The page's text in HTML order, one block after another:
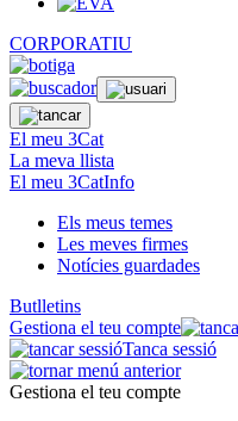
CORPORATIU
El meu 3Cat
La meva llista
El meu 3CatInfo
Els meus temes
Les meves firmes
Notícies guardades
Butlletins
Gestiona el teu compte
Tanca sessió
Gestiona el teu compte